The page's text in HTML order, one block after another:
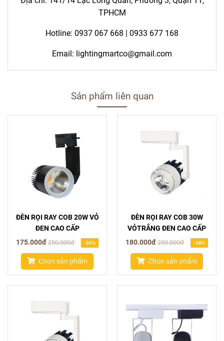
TPHCM
Hotline: 0937 067 668 | 0933 677 168
Email: lightingmartco@gmail.com
Sản phẩm liên quan
ĐÈN RỌI RAY COB 20W VỎ
ĐEN CAO CẤP
175.000đ 250.000đ -30%
Chọn sản phẩm
ĐÈN RỌI RAY COB 30W
VỎTRẮNG ĐEN CAO CẤP
180.000đ 250.000đ -28%
Chọn sản phẩm